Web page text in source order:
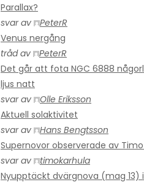
Parallax?
svar av
PeterR
Venus nergång
tråd av
PeterR
Det går att fota NGC 6888
ljus natt
svar av
Olle Eriksson
Aktuell solaktivitet
svar av
Hans Bengtsson
Supernovor observerade av
svar av
timokarhula
Nyupptäckt dvärgnova (mag 13)